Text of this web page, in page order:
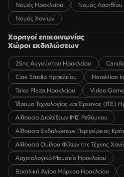
Νομός Ηρακλείου Νομός Λασιθίου
Νομός Χανίων
Χορηγοί επικοινωνίας
Χώροι εκδηλώσεων
25ης Αυγούστου Ηρακλείου
Cine Studio Ηρακλείου
Heraklion
Talos Plaza Ηρακλείου
Video
Ίδρυμα Τεχνολογίας και Έρευνας (ΙΤΕ)
Αίθουσα Διαλέξεων ΙΜΣ Ρεθύμνου
Αίθουσα Εκδηλώσεων Περιφέρειας
Αίθουσα Ομίλου Φίλων της Τέχνης
Αρχαιολογικό Μουσείο Ηρακλείου
Βασιλική Αγίου Μάρκου Ηρακλείου